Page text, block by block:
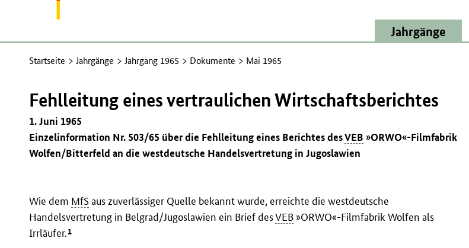
Jahrgänge
Startseite Jahrgänge Jahrgang 1965 Dokumente Mai 1965
Fehlleitung eines vertraulichen Wirtschaftsberichtes
1. Juni 1965
Einzelinformation Nr. 503/65 über die Fehlleitung eines Berichtes desVEB »ORWO«-Filmfabrik
Wolfen/Bitterfeld an die westdeutsche Handelsvertretung in Jugoslawien
Wie dem MfSaus zuverlässiger Quelle bekannt wurde, erreichte die westdeutsche
Handelsvertretung in Belgrad/Jugoslawien ein Brief desVEB »ORWO«-Filmfabrik Wolfen als
Irrläufer.1